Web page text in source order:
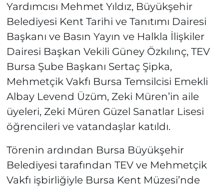
Yardımcısı Mehmet Yıldız, Büyükşehir
Belediyesi Kent Tarihi ve Tanıtımı Dairesi
Başkanı ve Basın Yayın ve Halkla İlişkiler
Dairesi Başkan Vekili Güney Özkılınç, TEV
Bursa Şube Başkanı Sertaç Şipka,
Mehmetçik Vakfı Bursa Temsilcisi Emekli
Albay Levend Üzüm, Zeki Müren’in aile
üyeleri, Zeki Müren Güzel Sanatlar Lisesi
öğrencileri ve vatandaşlar katıldı.
Törenin ardından Bursa Büyükşehir
Belediyesi tarafından TEV ve Mehmetçik
Vakfı işbirliğiyle Bursa Kent Müzesi’nde